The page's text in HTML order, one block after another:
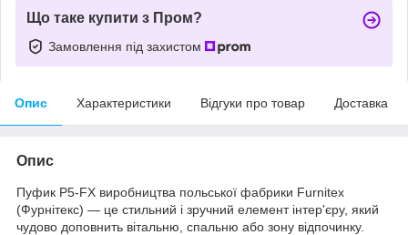
Що таке купити з Пром?
Замовлення під захистом
Опис Характеристики Відгуки про товар Доставка
Опис
Пуфик P5-FX виробництва польської фабрики Furnitex
(Фурнітекс) — це стильний і зручний елемент інтер'єру, який
чудово доповнить вітальню, спальню або зону відпочинку.